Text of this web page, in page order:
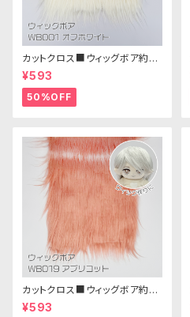
カットクロス■ウィッグボア約8c
m(オフホワイト)WB001 ボア生
地 25cm × 45cm
¥593
50%OFF
カットクロス■ウィッグボア約8c
m(アプリコット)WB019 ボア生
地 25cm × 45cm
¥593